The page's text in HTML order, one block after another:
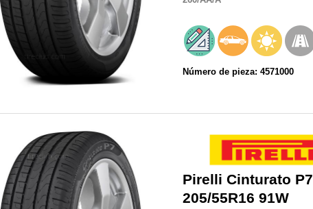
Número de pieza: 4571000
Pirelli Cinturato P7
205/55R16 91W